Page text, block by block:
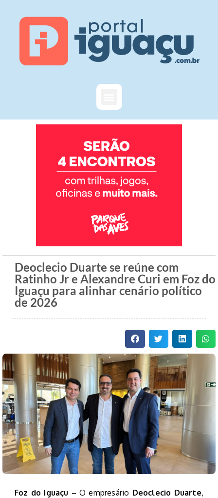
Deoclecio Duarte se reúne com
Ratinho Jr e Alexandre Curi em Foz do
Iguaçu para alinhar cenário político
de 2026
Foz do Iguaçu – O empresário Deoclecio Duarte,